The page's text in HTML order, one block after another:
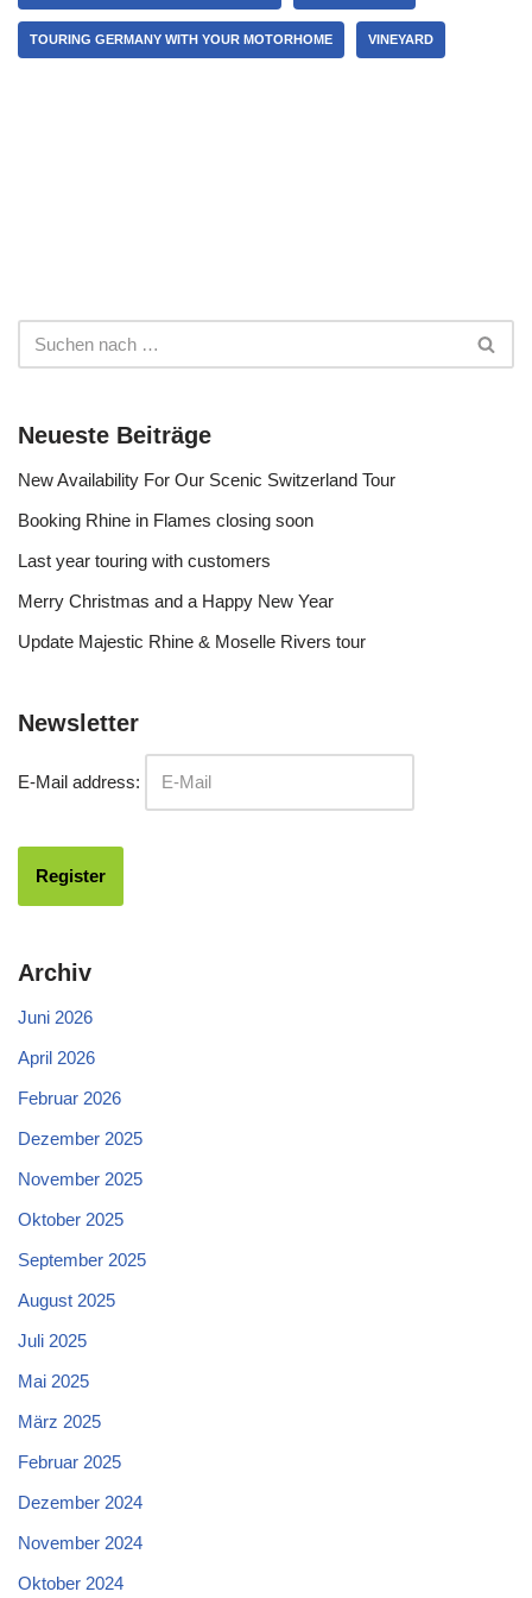
TOURING GERMANY WITH YOUR MOTORHOME VINEYARD
Neueste Beiträge
New Availability For Our Scenic Switzerland Tour
Booking Rhine in Flames closing soon
Last year touring with customers
Merry Christmas and a Happy New Year
Update Majestic Rhine & Moselle Rivers tour
Newsletter
E-Mail address:
Archiv
Juni 2026
April 2026
Februar 2026
Dezember 2025
November 2025
Oktober 2025
September 2025
August 2025
Juli 2025
Mai 2025
März 2025
Februar 2025
Dezember 2024
November 2024
Oktober 2024